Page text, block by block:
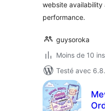
website availability
performance.
guysoroka
Moins de 10
Testé avec